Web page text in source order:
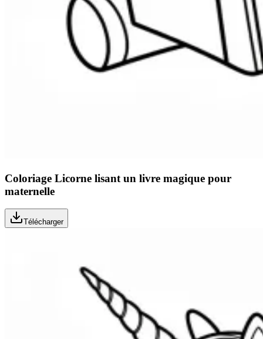
Coloriage Licorne lisant un livre magique pour
maternelle
Télécharger